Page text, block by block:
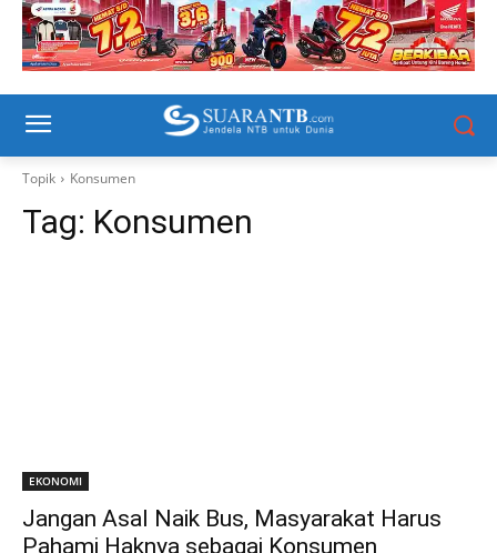
Topik Konsumen
Tag: Konsumen
EKONOMI
Jangan Asal Naik Bus, Masyarakat Harus
Pahami Haknya sebagai Konsumen